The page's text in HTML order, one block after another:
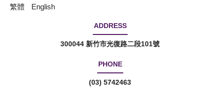
繁體 English
ADDRESS
300044 新竹市光復路二段101號
PHONE
(03) 5742463